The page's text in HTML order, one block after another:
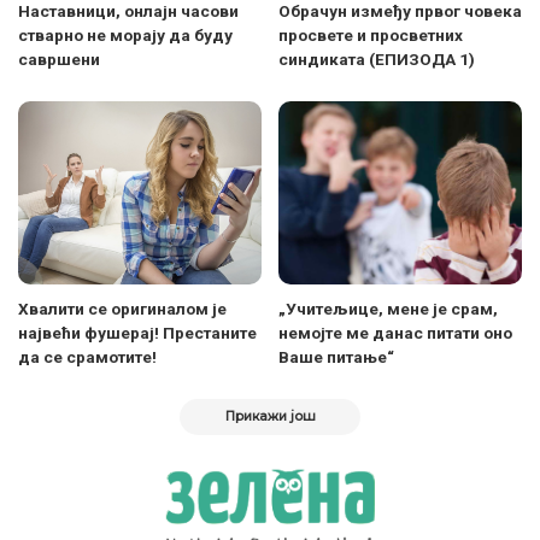
Наставници, онлајн часови
стварно не морају да буду
савршени
Oбрачун између првог човека
просвете и просветних
синдиката (ЕПИЗОДА 1)
Хвалити се оригиналом је
највећи фушерај! Престаните
да се срамотите!
„Учитељице, мене је срам,
немојте ме данас питати оно
Ваше питање“
Прикажи још